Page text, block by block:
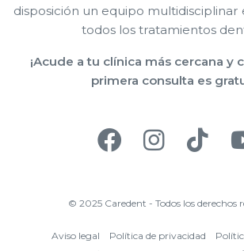
disposición un equipo multidisciplinar
todos los tratamientos
¡Acude a tu clínica más cercana y
primera consulta es
© 2025 Caredent - Todos los derechos
Aviso legal Política de privacidad